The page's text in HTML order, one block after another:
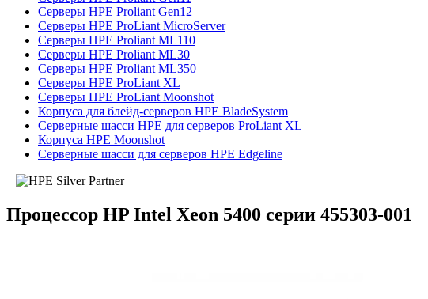
Серверы HPE Proliant Gen12
Серверы HPE ProLiant MicroServer
Серверы HPE Proliant ML110
Серверы HPE Proliant ML30
Серверы HPE Proliant ML350
Серверы HPE ProLiant XL
Серверы HPE ProLiant Moonshot
Корпуса для блейд-серверов HPE BladeSystem
Серверные шасси HPE для серверов ProLiant XL
Корпуса HPE Moonshot
Серверные шасси для серверов HPE Edgeline
Процессор HP Intel Xeon 5400 серии 455303-001